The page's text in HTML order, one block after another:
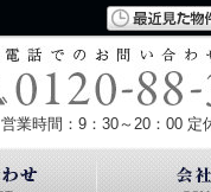
営業時間：9：30～20：00 定